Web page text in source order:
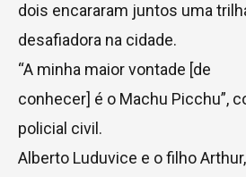
dois encararam juntos uma
desafiadora na cidade.
“A minha maior vontade [de
conhecer] é o Machu Picchu”,
policial civil.
Alberto Luduvice e o filho